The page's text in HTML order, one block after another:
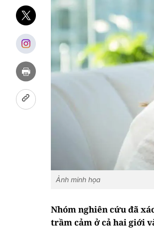
Ảnh minh họa
Nhóm nghiên cứu đã
trầm cảm ở cả hai giới